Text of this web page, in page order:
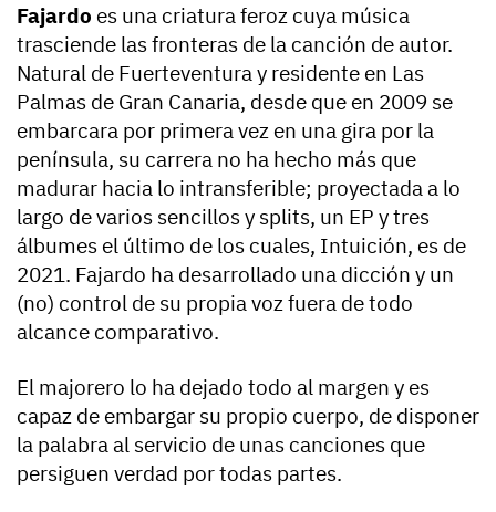
Fajardo es una criatura feroz cuya música
trasciende las fronteras de la canción de autor.
Natural de Fuerteventura y residente en Las
Palmas de Gran Canaria, desde que en 2009 se
embarcara por primera vez en una gira por la
península, su carrera no ha hecho más que
madurar hacia lo intransferible; proyectada a lo
largo de varios sencillos y splits, un EP y tres
álbumes el último de los cuales, Intuición, es de
2021. Fajardo ha desarrollado una dicción y un
(no) control de su propia voz fuera de todo
alcance comparativo.
El majorero lo ha dejado todo al margen y es
capaz de embargar su propio cuerpo, de disponer
la palabra al servicio de unas canciones que
persiguen verdad por todas partes.